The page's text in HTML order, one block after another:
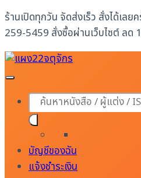
Skip
to
content
ร้านเปิดทุกวัน จัดส่งเร็ว สั่งได้เล
259-5459 สั่งซื้อผ่านเว็บไซต์ ลด
Products
search
บัญชีของฉัน
แจ้งชำระเงิน